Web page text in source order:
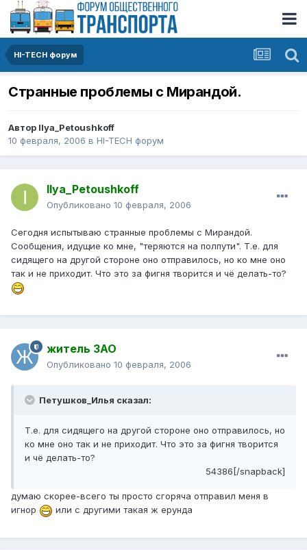
HI-TECH форум
Странные проблемы с Мирандой.
Автор Ilya_Petoushkoff
10 февраля, 2006 в HI-TECH форум
Ilya_Petoushkoff
Опубликовано 10 февраля, 2006
Сегодня испытываю странные проблемы с Мирандой.
Сообщения, идущие ко мне, "теряются на полпути". Т.е. для
сидящего на другой стороне оно отправилось, но ко мне оно
так и не приходит. Что это за фигня творится и чё делать-то?
житель ЗАО
Опубликовано 10 февраля, 2006
Петушков_Илья сказал:
Т.е. для сидящего на другой стороне оно отправилось, но
ко мне оно так и не приходит. Что это за фигня творится
и чё делать-то?
54386[/snapback]
думаю скорее-всего ты просто сгоряча отправил меня в
игнор
или с другими такая ж ерунда